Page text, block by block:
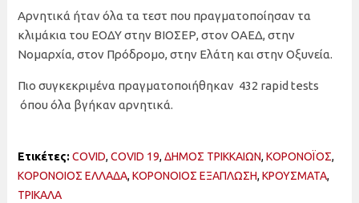
Αρνητικά ήταν όλα τα τεστ που πραγματοποίησαν τα
κλιμάκια του ΕΟΔΥ στην ΒΙΟΣΕΡ, στον ΟΑΕΔ, στην
Νομαρχία, στον Πρόδρομο, στην Ελάτη και στην Οξυνεία.
Πιο συγκεκριμένα πραγματοποιήθηκαν 432 rapid tests
όπου όλα βγήκαν αρνητικά.
Ετικέτες: COVID, COVID 19, ΔΗΜΟΣ ΤΡΙΚΚΑΙΩΝ, ΚΟΡΟΝΟΪΟΣ,
ΚΟΡΟΝΟΙΟΣ ΕΛΛΑΔΑ, ΚΟΡΟΝΟΙΟΣ ΕΞΑΠΛΩΣΗ, ΚΡΟΥΣΜΑΤΑ,
ΤΡΙΚΑΛΑ